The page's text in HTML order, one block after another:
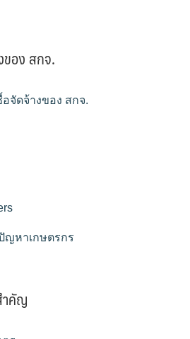
อง สกจ.
จัดจ้างของ สกจ.
ญหาเกษตรกร
ำคัญ